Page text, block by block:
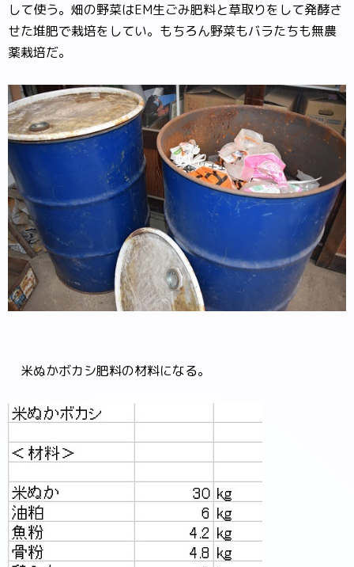
して使う。畑の野菜はEM生ごみ肥料と草取りをして発酵さ
せた堆肥で栽培をしてい。もちろん野菜もバラたちも無農
薬栽培だ。
米ぬかボカシ肥料の材料になる。